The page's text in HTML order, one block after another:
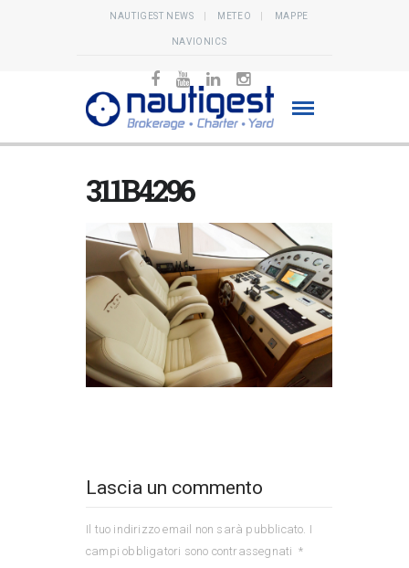
NAUTIGEST NEWS METEO MAPPE
NAVIONICS
311B4296
Lascia un commento
Il tuo indirizzo email non sarà pubblicato. I
campi obbligatori sono contrassegnati *